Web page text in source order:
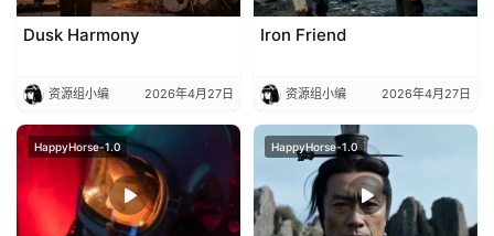
Dusk Harmony
资源组小编 2026年4月27日
Iron Friend
资源组小编 2026年4月27日
HappyHorse-1.0 HappyHorse-1.0